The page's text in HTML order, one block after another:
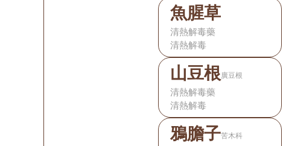
魚腥草
清熱解毒藥
清熱解毒
山豆根 廣豆根
清熱解毒藥
清熱解毒
鴉膽子苦木科